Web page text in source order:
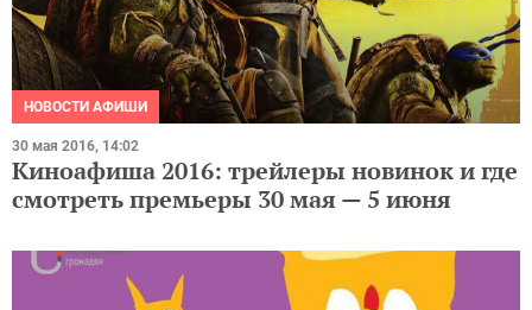
НОВОСТИ АФИШИ
30 мая 2016, 14:02
Киноафиша 2016: трейлеры новинок и где
смотреть премьеры 30 мая — 5 июня